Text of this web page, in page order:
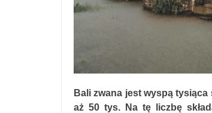
Bali zwana jest wyspą
aż 50 tys. Na tę liczbę